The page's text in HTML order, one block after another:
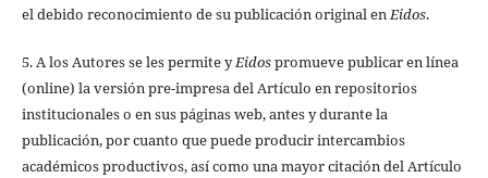
el debido reconocimiento de su publicación original enEidos.
5. A los Autores se les permite yEidospromueve publicar en línea
(online) la versión pre-impresa del Artículo en repositorios
institucionales o en sus páginas web, antes y durante la
publicación, por cuanto que puede producir intercambios
académicos productivos, así como una mayor citación del Artículo